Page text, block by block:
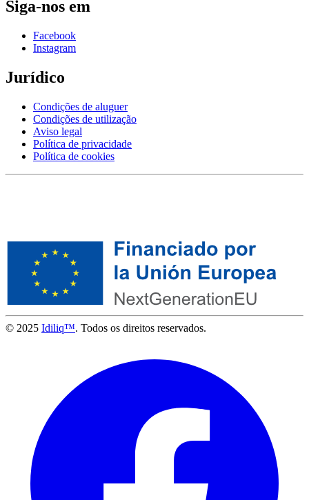
Siga-nos em
Facebook
Instagram
Jurídico
Condições de aluguer
Condições de utilização
Aviso legal
Política de privacidade
Política de cookies
© 2025 Idiliq™. Todos os direitos reservados.